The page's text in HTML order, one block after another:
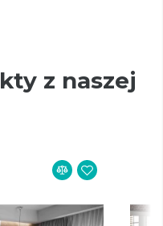
z naszej